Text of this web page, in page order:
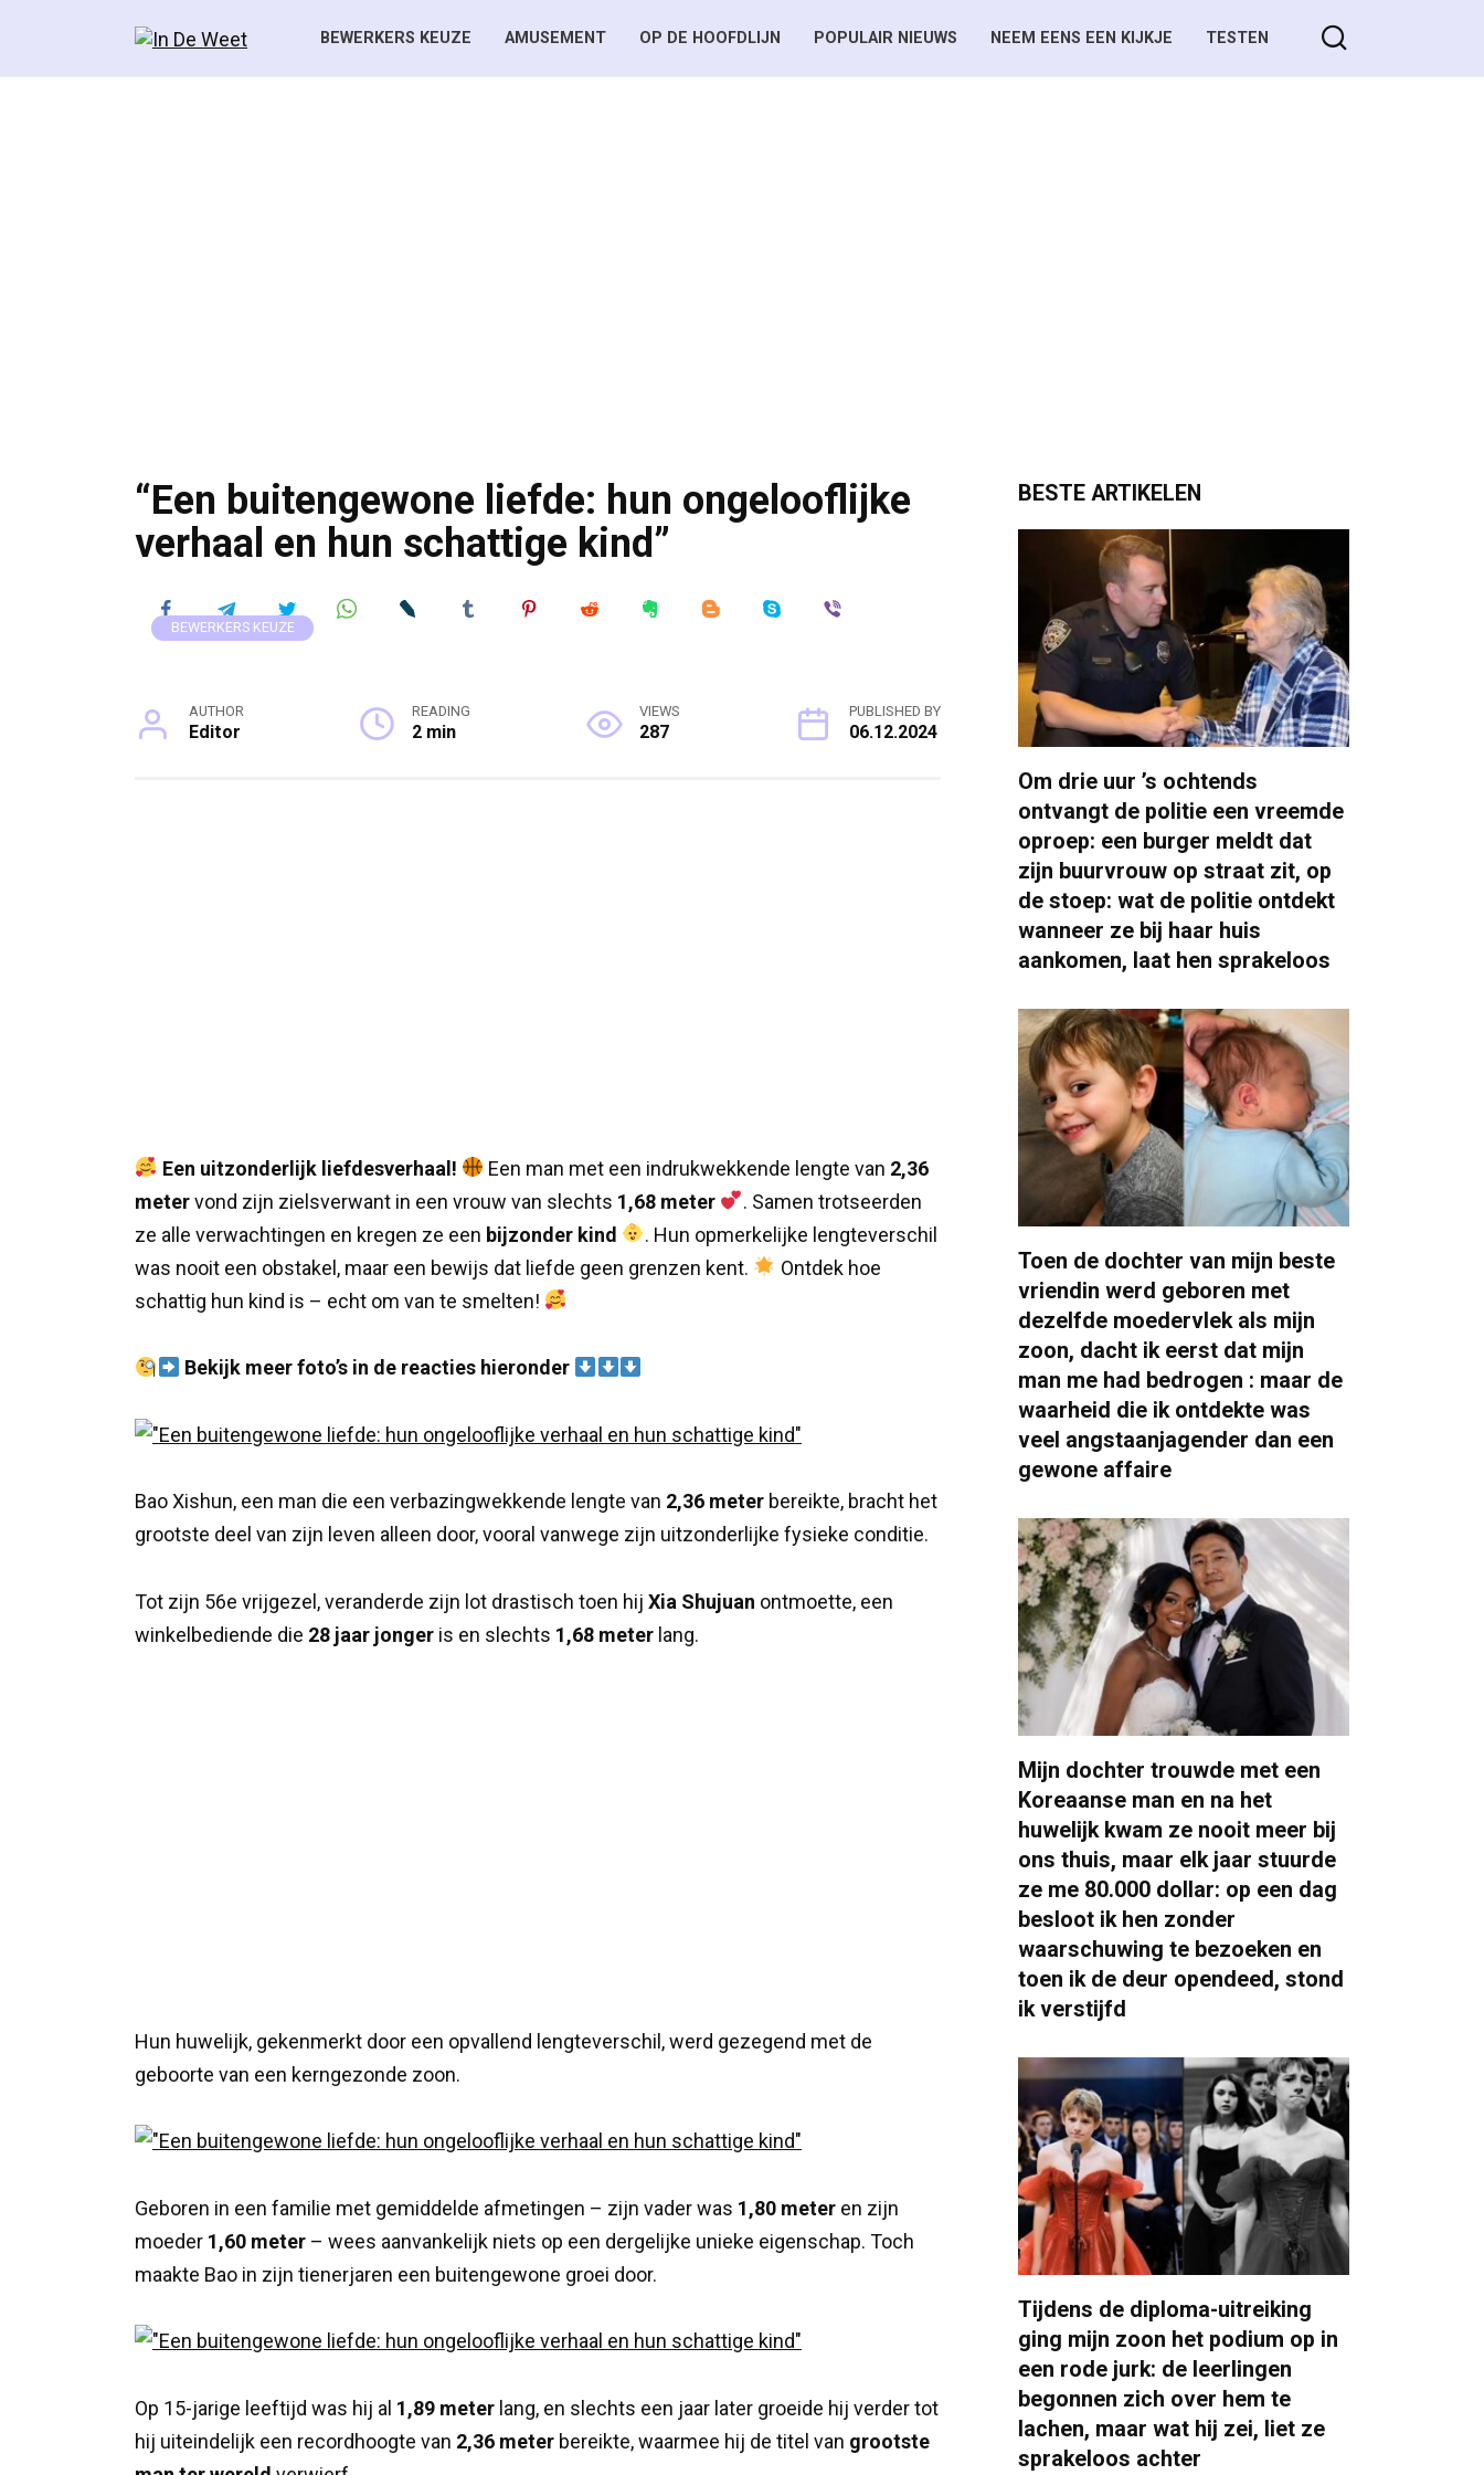
BEWERKERS KEUZE AMUSEMENT OP DE HOOFDLIJN POPULAIR NIEUWS NEEM EENS EEN KIJKJE TESTEN
“Een buitengewone liefde: hun ongelooflijke
verhaal en hun schattige kind”
BEWERKERS KEUZE
AUTHOR
Editor
READING
2 min
VIEWS
287
PUBLISHED BY
06.12.2024
Een uitzonderlijk liefdesverhaal! Een man met een indrukwekkende lengte van 2,36
metervond zijn zielsverwant in een vrouw van slechts 1,68 meter
. Samen trotseerden
ze alle verwachtingen en kregen ze een bijzonder kind
. Hun opmerkelijke lengteverschil
was nooit een obstakel, maar een bewijs dat liefde geen grenzen kent.
Ontdek hoe
schattig hun kind is – echt om van te smelten!
Bekijk meer foto’s in de reacties hieronder
Bao Xishun, een man die een verbazingwekkende lengte van 2,36 meter bereikte, bracht het
grootste deel van zijn leven alleen door, vooral vanwege zijn uitzonderlijke fysieke conditie.
Tot zijn 56e vrijgezel, veranderde zijn lot drastisch toen hij Xia Shujuan ontmoette, een
winkelbediende die 28 jaar jonger is en slechts 1,68 meter lang.
Hun huwelijk, gekenmerkt door een opvallend lengteverschil, werd gezegend met de
geboorte van een kerngezonde zoon.
Geboren in een familie met gemiddelde afmetingen – zijn vader was 1,80 meter en zijn
moeder 1,60 meter – wees aanvankelijk niets op een dergelijke unieke eigenschap. Toch
maakte Bao in zijn tienerjaren een buitengewone groei door.
Op 15-jarige leeftijd was hij al 1,89 meter lang, en slechts een jaar later groeide hij verder tot
hij uiteindelijk een recordhoogte van 2,36 meter bereikte, waarmee hij de titel van grootste
BESTE ARTIKELEN
Om drie uur ’s ochtends
ontvangt de politie een vreemde
oproep: een burger meldt dat
zijn buurvrouw op straat zit, op
de stoep: wat de politie ontdekt
wanneer ze bij haar huis
aankomen, laat hen sprakeloos
Toen de dochter van mijn beste
vriendin werd geboren met
dezelfde moedervlek als mijn
zoon, dacht ik eerst dat mijn
man me had bedrogen : maar de
waarheid die ik ontdekte was
veel angstaanjagender dan een
gewone affaire
Mijn dochter trouwde met een
Koreaanse man en na het
huwelijk kwam ze nooit meer bij
ons thuis, maar elk jaar stuurde
ze me 80.000 dollar: op een dag
besloot ik hen zonder
waarschuwing te bezoeken en
toen ik de deur opendeed, stond
ik verstijfd
Tijdens de diploma-uitreiking
ging mijn zoon het podium op in
een rode jurk: de leerlingen
begonnen zich over hem te
lachen, maar wat hij zei, liet ze
sprakeloos achter